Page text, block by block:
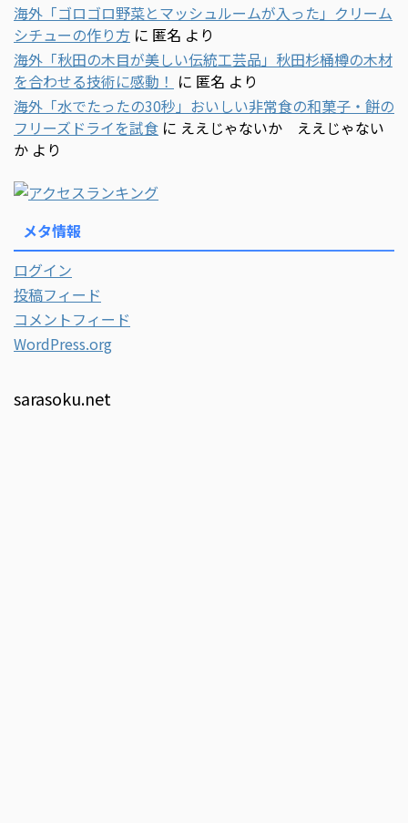
海外「ゴロゴロ野菜とマッシュルームが入った」クリーム
シチューの作り方 に 匿名 より
海外「秋田の木目が美しい伝統工芸品」秋田杉桶樽の木材
を合わせる技術に感動！ に 匿名 より
海外「水でたったの30秒」おいしい非常食の和菓子・餅の
フリーズドライを試食 に ええじゃないか ええじゃない
か より
メタ情報
ログイン
投稿フィード
コメントフィード
WordPress.org
sarasoku.net